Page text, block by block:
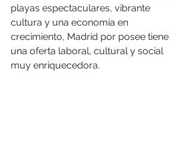
playas espectaculares, vibrante
cultura y una economía en
crecimiento, Madrid por posee tiene
una oferta laboral, cultural y social
muy enriquecedora.